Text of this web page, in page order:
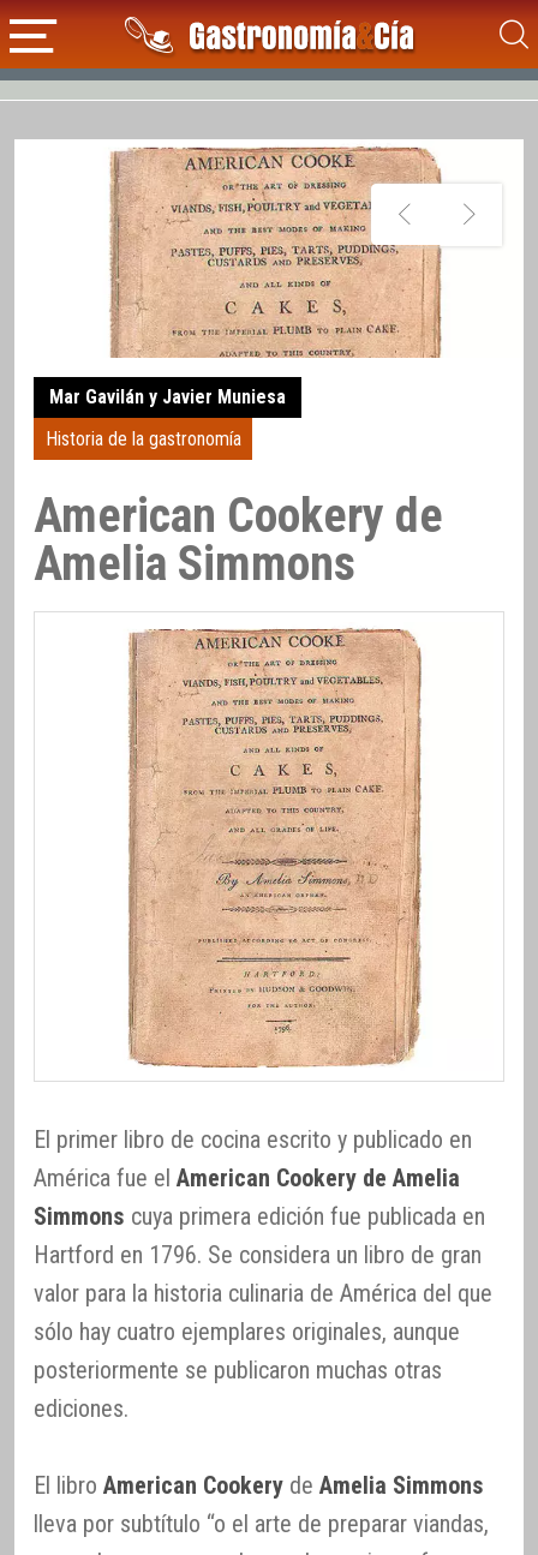
Mar Gavilán y Javier Muniesa
Historia de la gastronomía
American Cookery de
Amelia Simmons
El primer libro de cocina escrito y publicado en
América fue el American Cookery de Amelia
Simmons cuya primera edición fue publicada en
Hartford en 1796. Se considera un libro de gran
valor para la historia culinaria de América del que
sólo hay cuatro ejemplares originales, aunque
posteriormente se publicaron muchas otras
ediciones.
El libro American Cookery de Amelia Simmons
lleva por subtítulo “o el arte de preparar viandas,